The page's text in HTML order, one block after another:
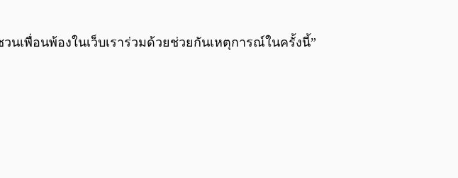
เพื่อนพ้องในเว็บเราร่วมด้วยช่วยกันเหตุการณ์ในครั้งนี้”